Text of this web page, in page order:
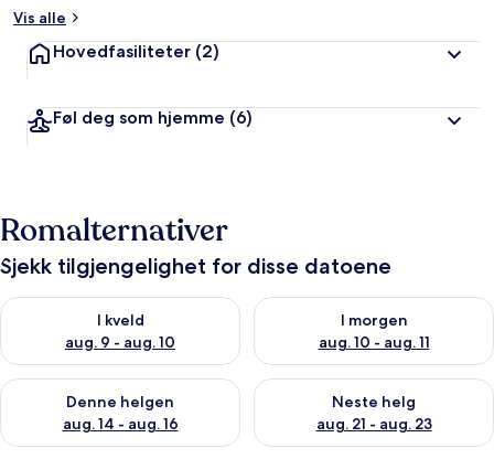
Vis alle
Hovedfasiliteter (2)
Føl deg som hjemme (6)
Romalternativer
Sjekk tilgjengelighet for disse datoene
I kveld
aug. 9 - aug. 10
Sjekk tilgjengelighet for i kveld, aug. 9 - aug. 10
I morgen
aug. 10 - aug. 11
Sjekk tilgjengelighet for i
Denne helgen
aug. 14 - aug. 16
Sjekk tilgjengelighet for denne helgen, aug. 14 - aug. 16
Neste helg
aug. 21 - aug. 23
Sjekk tilgjengelighet for